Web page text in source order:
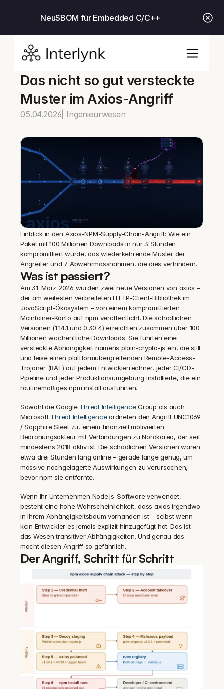
NeuSBOM für Embedded C/C++
Das nicht so gut versteckte
Muster im Axios-Angriff
05.04.2026 | Ingenieurwesen
Einblick in den Axios-NPM-Supply-Chain-Angriff: Wie ein
Paket mit 100 Millionen Downloads in nur 3 Stunden
kompromittiert wurde, das wiederkehrende Muster der
Angreifer und 7 Abwehrmassnahmen, die dies verhindern.
Was ist passiert?
Am 31. März 2026 wurden zwei neue Versionen von axios –
der am weitesten verbreiteten HTTP-Client-Bibliothek im
JavaScript-Ökosystem – von einem kompromittierten
Maintainer-Konto auf npm veröffentlicht. Die schädlichen
Versionen (1.14.1 und 0.30.4) erreichten zusammen über 100
Millionen wöchentliche Downloads. Sie führten eine
versteckte Abhängigkeit namens plain-crypto-js ein, die still
und leise einen plattformübergreifenden Remote-Access-
Trojaner (RAT) auf jedem Entwicklerrechner, jeder CI/CD-
Pipeline und jeder Produktionsumgebung installierte, die ein
routinemäßiges npm install ausführten.
Sowohl die Google Threat Intelligence Group als auch
Microsoft Threat Intelligence ordneten den Angriff UNC1069
/ Sapphire Sleet zu, einem finanziell motivierten
Bedrohungsakteur mit Verbindungen zu Nordkorea, der seit
mindestens 2018 aktiv ist. Die schädlichen Versionen waren
etwa drei Stunden lang online – gerade lange genug, um
massive nachgelagerte Auswirkungen zu verursachen,
bevor npm sie entfernte.
Wenn Ihr Unternehmen Node.js-Software verwendet,
besteht eine hohe Wahrscheinlichkeit, dass axios irgendwo
in Ihrem Abhängigkeitsbaum vorhanden ist – selbst wenn
kein Entwickler es jemals explizit hinzugefügt hat. Das ist
das Wesen transitiver Abhängigkeiten. Und genau das
macht diesen Angriff so gefährlich.
Der Angriff, Schritt für Schritt